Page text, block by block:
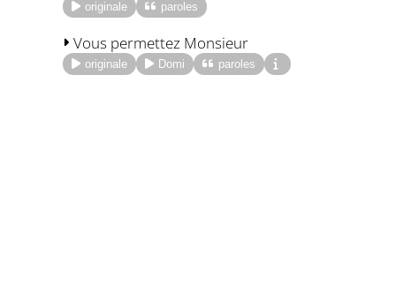
originale paroles
Vous permettez Monsieur
originale Domi paroles